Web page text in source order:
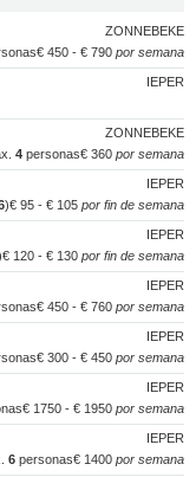
ZONNEBEKE
€ 450 - € 790 por semana
IEPER
ZONNEBEKE
€ 360 por semana
4 personas
IEPER
€ 95 - € 105 por fin de semana
)
IEPER
€ 120 - € 130 por fin de semana
IEPER
€ 450 - € 760 por semana
IEPER
€ 300 - € 450 por semana
IEPER
€ 1750 - € 1950 por semana
IEPER
€ 1400 por semana
6 personas